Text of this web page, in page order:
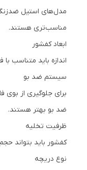
مدل‌های استیل
مناسب‌تری هستند.
ابعاد کفشور
اندازه باید متناسب
سیستم ضد بو
برای جلوگیری از بوی
ضد بو بهتر هستند.
ظرفیت تخلیه
کفشور باید بتواند
نوع دریچه